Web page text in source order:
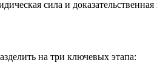
сила и
на три ключевых этапа: